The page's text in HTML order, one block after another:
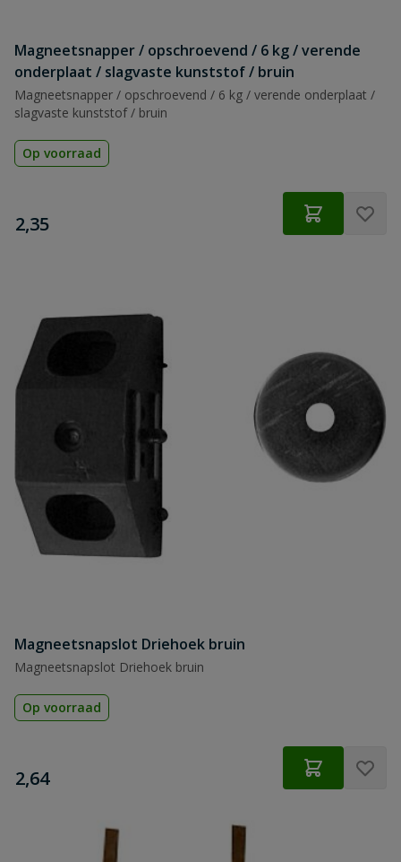
Magneetsnapper / opschroevend / 6 kg / verende
onderplaat / slagvaste kunststof / bruin
Magneetsnapper / opschroevend / 6 kg / verende onderplaat /
slagvaste kunststof / bruin
Op voorraad
€
2,35
Magneetsnapslot Driehoek bruin
Magneetsnapslot Driehoek bruin
Op voorraad
€
2,64